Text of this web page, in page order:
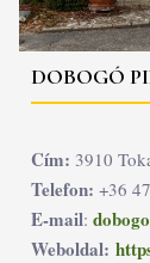
DOBOGÓ
Cím: 3910
Telefon: +36
E-mail:
Weboldal: